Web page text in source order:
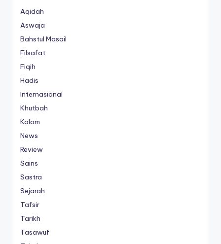
Aqidah
Aswaja
Bahstul Masail
Filsafat
Fiqih
Hadis
Internasional
Khutbah
Kolom
News
Review
Sains
Sastra
Sejarah
Tafsir
Tarikh
Tasawuf